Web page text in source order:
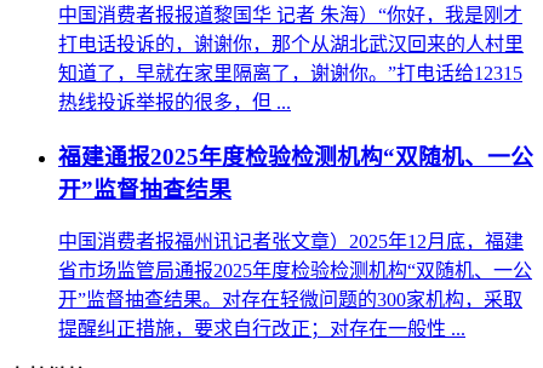
中国消费者报报道黎国华 记者 朱海）“你好，我是刚才
打电话投诉的，谢谢你，那个从湖北武汉回来的人村里
知道了，早就在家里隔离了，谢谢你。”打电话给12315
热线投诉举报的很多，但 ...
福建通报2025年度检验检测机构“双随机、一公
开”监督抽查结果
中国消费者报福州讯记者张文章）2025年12月底，福建
省市场监管局通报2025年度检验检测机构“双随机、一公
开”监督抽查结果。对存在轻微问题的300家机构，采取
提醒纠正措施，要求自行改正；对存在一般性 ...